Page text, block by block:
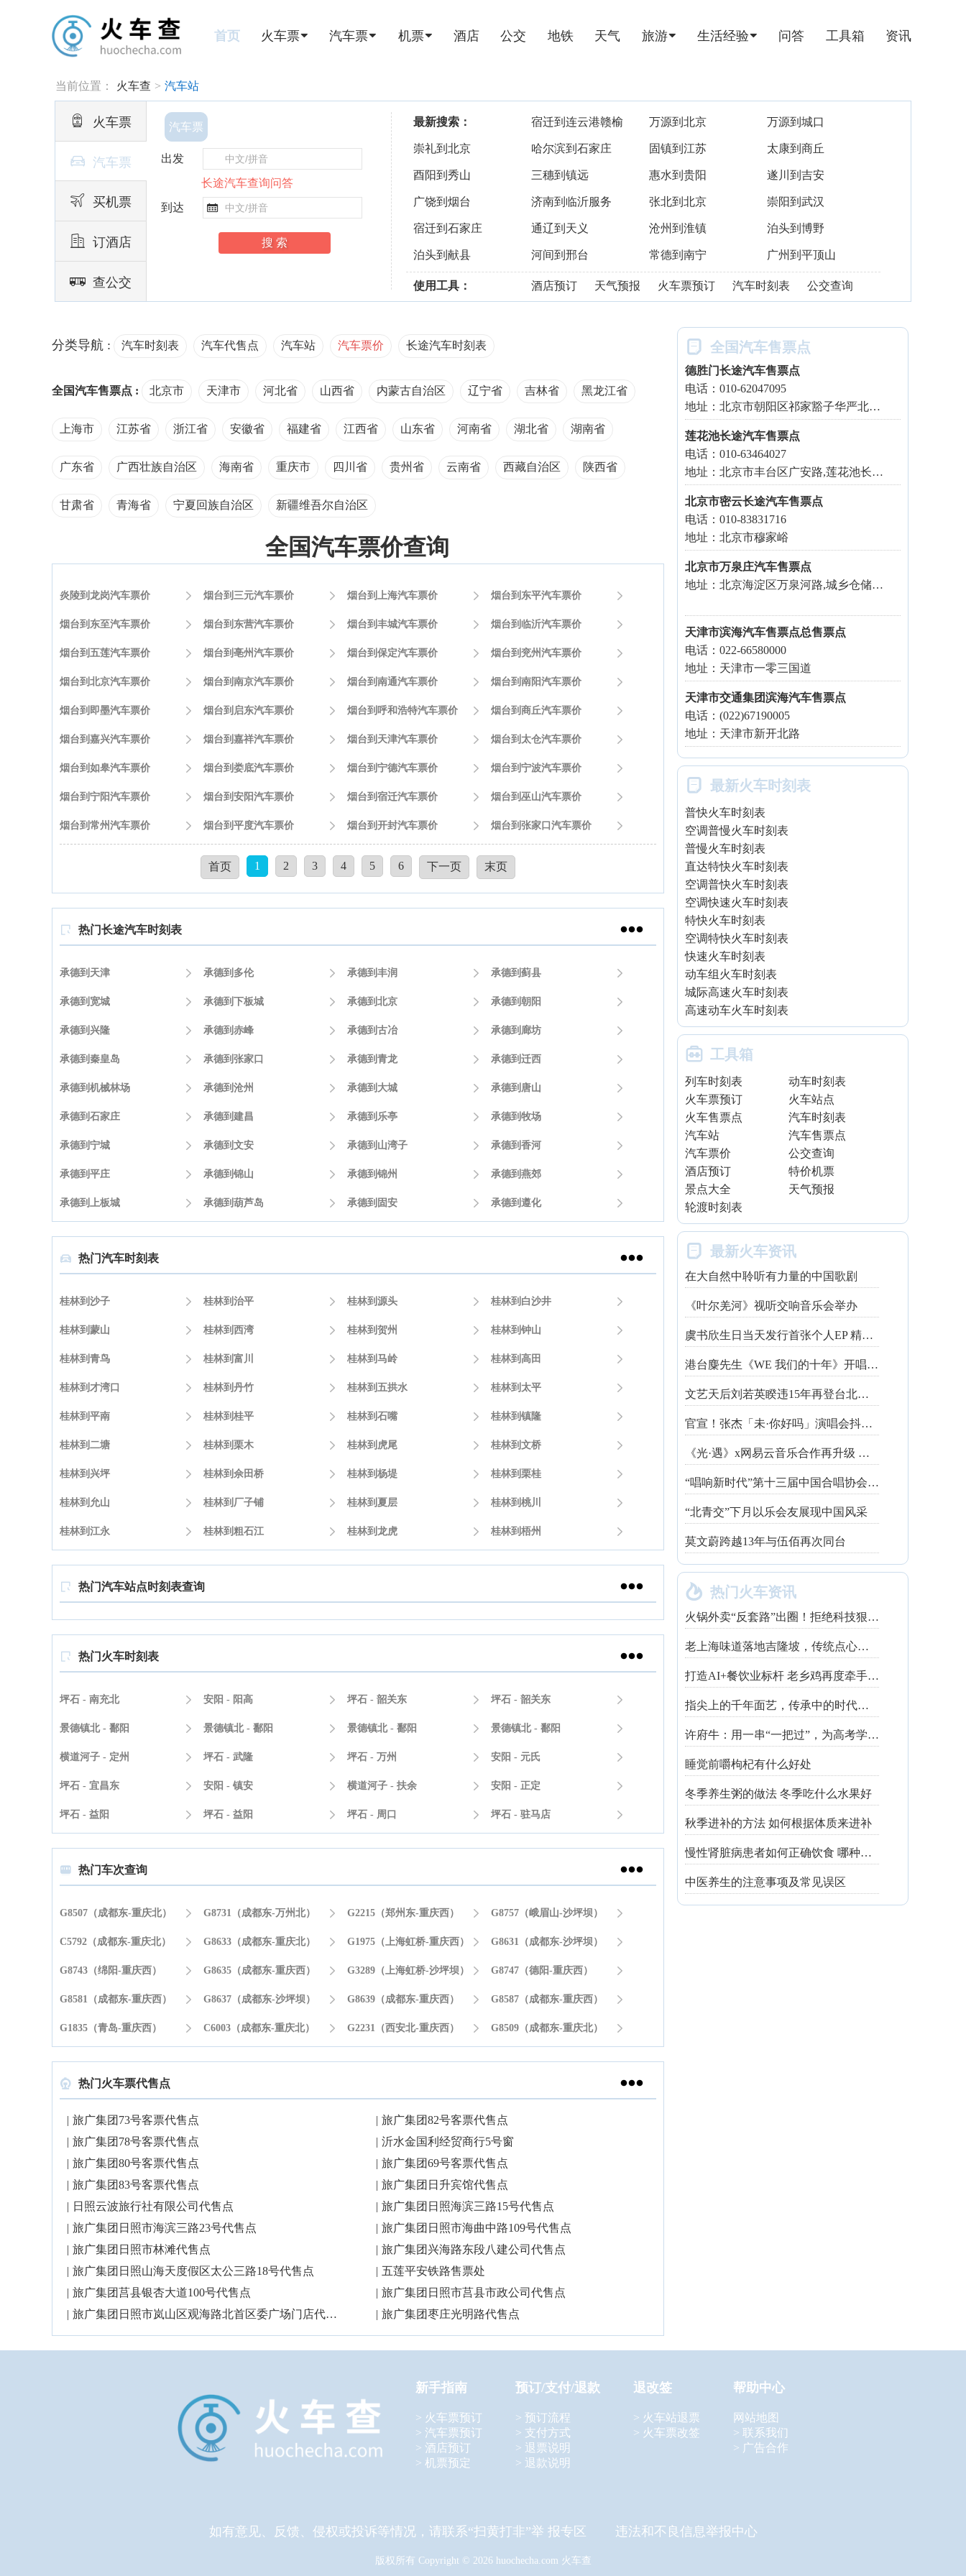
首页 火车票 汽车票 机票 酒店 公交 地铁 天气 旅游 生活经验 问答 工具箱 资讯
当前位置： 火车查 > 汽车站
 火车票
 汽车票
 买机票
 订酒店
 查公交
汽车票
出发
长途汽车查询问答

到达
最新搜索： 宿迁到连云港赣榆 万源到北京 万源到城口
崇礼到北京 哈尔滨到石家庄 固镇到江苏 太康到商丘
酉阳到秀山 三穗到镇远 惠水到贵阳 遂川到吉安
广饶到烟台 济南到临沂服务 张北到北京 崇阳到武汉
宿迁到石家庄 通辽到天义 沧州到淮镇 泊头到博野
泊头到献县 河间到邢台 常德到南宁 广州到平顶山
使用工具： 酒店预订 天气预报 火车票预订 汽车时刻表 公交查询
分类导航 : 汽车时刻表 汽车代售点 汽车站 汽车票价 长途汽车时刻表
全国汽车售票点 : 北京市 天津市 河北省 山西省 内蒙古自治区 辽宁省 吉林省 黑龙江省
上海市 江苏省 浙江省 安徽省 福建省 江西省 山东省 河南省 湖北省 湖南省
广东省 广西壮族自治区 海南省 重庆市 四川省 贵州省 云南省 西藏自治区 陕西省
甘肃省 青海省 宁夏回族自治区 新疆维吾尔自治区
全国汽车票价查询
炎陵到龙岗汽车票价  烟台到三元汽车票价  烟台到上海汽车票价  烟台到东平汽车票价 
烟台到东至汽车票价  烟台到东营汽车票价  烟台到丰城汽车票价  烟台到临沂汽车票价 
烟台到五莲汽车票价  烟台到亳州汽车票价  烟台到保定汽车票价  烟台到兖州汽车票价 
烟台到北京汽车票价  烟台到南京汽车票价  烟台到南通汽车票价  烟台到南阳汽车票价 
烟台到即墨汽车票价  烟台到启东汽车票价  烟台到呼和浩特汽车票价  烟台到商丘汽车票价 
烟台到嘉兴汽车票价  烟台到嘉祥汽车票价  烟台到天津汽车票价  烟台到太仓汽车票价 
烟台到如皋汽车票价  烟台到娄底汽车票价  烟台到宁德汽车票价  烟台到宁波汽车票价 
烟台到宁阳汽车票价  烟台到安阳汽车票价  烟台到宿迁汽车票价  烟台到巫山汽车票价 
烟台到常州汽车票价  烟台到平度汽车票价  烟台到开封汽车票价  烟台到张家口汽车票价 
首页 1 2 3 4 5 6 下一页 末页
 热门长途汽车时刻表 
承德到天津  承德到多伦  承德到丰润  承德到蓟县 
承德到宽城  承德到下板城  承德到北京  承德到朝阳 
承德到兴隆  承德到赤峰  承德到古冶  承德到廊坊 
承德到秦皇岛  承德到张家口  承德到青龙  承德到迁西 
承德到机械林场  承德到沧州  承德到大城  承德到唐山 
承德到石家庄  承德到建昌  承德到乐亭  承德到牧场 
承德到宁城  承德到文安  承德到山湾子  承德到香河 
承德到平庄  承德到锦山  承德到锦州  承德到燕郊 
承德到上板城  承德到葫芦岛  承德到固安  承德到遵化 
 热门汽车时刻表 
桂林到沙子  桂林到治平  桂林到源头  桂林到白沙井 
桂林到蒙山  桂林到西湾  桂林到贺州  桂林到钟山 
桂林到青鸟  桂林到富川  桂林到马岭  桂林到高田 
桂林到才湾口  桂林到丹竹  桂林到五拱水  桂林到太平 
桂林到平南  桂林到桂平  桂林到石嘴  桂林到镇隆 
桂林到二塘  桂林到栗木  桂林到虎尾  桂林到文桥 
桂林到兴坪  桂林到佘田桥  桂林到杨堤  桂林到栗桂 
桂林到允山  桂林到厂子铺  桂林到夏层  桂林到桃川 
桂林到江永  桂林到粗石江  桂林到龙虎  桂林到梧州 
 热门汽车站点时刻表查询 
 热门火车时刻表 
坪石 - 南充北  安阳 - 阳高  坪石 - 韶关东  坪石 - 韶关东 
景德镇北 - 鄱阳  景德镇北 - 鄱阳  景德镇北 - 鄱阳  景德镇北 - 鄱阳 
横道河子 - 定州  坪石 - 武隆  坪石 - 万州  安阳 - 元氏 
坪石 - 宜昌东  安阳 - 镇安  横道河子 - 扶余  安阳 - 正定 
坪石 - 益阳  坪石 - 益阳  坪石 - 周口  坪石 - 驻马店 
 热门车次查询 
G8507（成都东-重庆北）  G8731（成都东-万州北）  G2215（郑州东-重庆西）  G8757（峨眉山-沙坪坝） 
C5792（成都东-重庆北）  G8633（成都东-重庆北）  G1975（上海虹桥-重庆西）  G8631（成都东-沙坪坝） 
G8743（绵阳-重庆西）  G8635（成都东-重庆西）  G3289（上海虹桥-沙坪坝）  G8747（德阳-重庆西） 
G8581（成都东-重庆西）  G8637（成都东-沙坪坝）  G8639（成都东-重庆西）  G8587（成都东-重庆西） 
G1835（青岛-重庆西）  C6003（成都东-重庆北）  G2231（西安北-重庆西）  G8509（成都东-重庆北） 
 热门火车票代售点 
| 旅广集团73号客票代售点 | 旅广集团82号客票代售点
| 旅广集团78号客票代售点 | 沂水金国利经贸商行5号窗
| 旅广集团80号客票代售点 | 旅广集团69号客票代售点
| 旅广集团83号客票代售点 | 旅广集团日升宾馆代售点
| 日照云波旅行社有限公司代售点 | 旅广集团日照海滨三路15号代售点
| 旅广集团日照市海滨三路23号代售点 | 旅广集团日照市海曲中路109号代售点
| 旅广集团日照市林滩代售点 | 旅广集团兴海路东段八建公司代售点
| 旅广集团日照山海天度假区太公三路18号代售点 | 五莲平安铁路售票处
| 旅广集团莒县银杏大道100号代售点 | 旅广集团日照市莒县市政公司代售点
| 旅广集团日照市岚山区观海路北首区委广场门店代售点 | 旅广集团枣庄光明路代售点
 全国汽车售票点
德胜门长途汽车售票点
电话：010-62047095
地址：北京市朝阳区祁家豁子华严北里甲30号
莲花池长途汽车售票点
电话：010-63464027
地址：北京市丰台区广安路,莲花池长途汽车站内
北京市密云长途汽车售票点
电话：010-83831716
地址：北京市穆家峪
北京市万泉庄汽车售票点
地址：北京海淀区万泉河路,城乡仓储超市往南200米
天津市滨海汽车售票点总售票点
电话：022-66580000
地址：天津市一零三国道
天津市交通集团滨海汽车售票点
电话：(022)67190005
地址：天津市新开北路
 最新火车时刻表
普快火车时刻表
空调普慢火车时刻表
普慢火车时刻表
直达特快火车时刻表
空调普快火车时刻表
空调快速火车时刻表
特快火车时刻表
空调特快火车时刻表
快速火车时刻表
动车组火车时刻表
城际高速火车时刻表
高速动车火车时刻表
 工具箱
列车时刻表
动车时刻表
火车票预订
火车站点
火车售票点
汽车时刻表
汽车站
汽车售票点
汽车票价
公交查询
酒店预订
特价机票
景点大全
天气预报
轮渡时刻表
 最新火车资讯
在大自然中聆听有力量的中国歌剧
《叶尔羌河》视听交响音乐会举办
虞书欣生日当天发行首张个人EP 精心制作诚意满满
港台麋先生《WE 我们的十年》开唱最后倒数 惊喜释出10周年纪念单曲宠粉
文艺天后刘若英睽违15年再登台北跨年 飙金嗓演唱经典招牌歌掀回忆杀
官宣！张杰「未·你好吗」演唱会抖音治愈开唱
《光·遇》x网易云音乐合作再升级 探索跨领域社交新体验
“唱响新时代”第十三届中国合唱协会魅力校园合唱展演开幕
“北青交”下月以乐会友展现中国风采
莫文蔚跨越13年与伍佰再次同台
 热门火车资讯
火锅外卖“反套路”出圈！拒绝科技狠活让同行颤抖
老上海味道落地吉隆坡，传统点心走红不靠噱头
打造AI+餐饮业标杆 老乡鸡再度牵手钉钉
指尖上的千年面艺，传承中的时代匠心——第八届“安琪酵母杯”中华发酵面食大赛武汉赛区开赛
许府牛：用一串“一把过”，为高考学子送上最“牛”祝福
睡觉前嚼枸杞有什么好处
冬季养生粥的做法 冬季吃什么水果好
秋季进补的方法 如何根据体质来进补
慢性肾脏病患者如何正确饮食 哪种吃法有利健康
中医养生的注意事项及常见误区
新手指南
> 火车票预订
> 汽车票预订
> 酒店预订
> 机票预定
预订/支付/退款
> 预订流程
> 支付方式
> 退票说明
> 退款说明
退改签
> 火车站退票
> 火车票改签
帮助中心
网站地图
> 联系我们
> 广告合作
如有意见、反馈、侵权或投诉等情况，请联系“扫黄打非”举 报专区 违法和不良信息举报中心
版权所有 Copyright © 2026 huochecha.com 火车查